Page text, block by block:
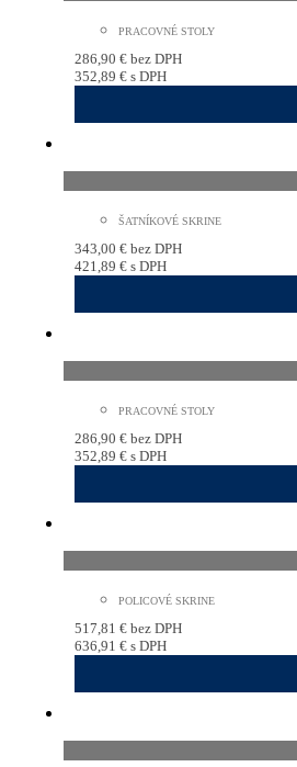
PRACOVNÉ STOLY
286,90 € bez DPH
352,89 € s DPH
ŠATNÍKOVÉ SKRINE
343,00 € bez DPH
421,89 € s DPH
PRACOVNÉ STOLY
286,90 € bez DPH
352,89 € s DPH
POLICOVÉ SKRINE
517,81 € bez DPH
636,91 € s DPH